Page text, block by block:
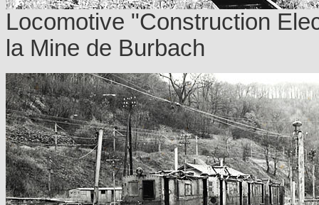
Locomotive "Construction
la Mine de Burbach